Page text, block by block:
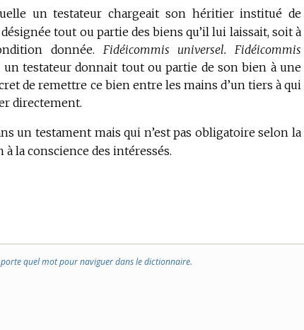
un testateur chargeait son héritier institué de
tout ou partie des biens qu’il lui laissait, soit à
donnée.
Fidéicommis universel.
Fidéicommis
un testateur donnait tout ou partie de son bien à une
de remettre ce bien entre les mains d’un tiers à qui
directement.
un testament mais qui n’est pas obligatoire selon la
la conscience des intéressés.
quel mot pour naviguer dans le dictionnaire.